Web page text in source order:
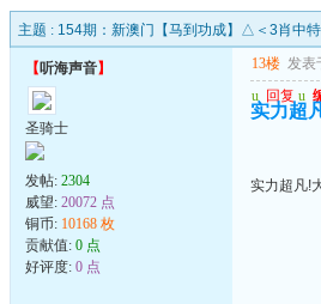
主题 : 154期：新澳门【马到功成】△＜3肖中
【听海声音】
圣骑士
发帖: 2304
威望: 20072 点
铜币: 10168 枚
贡献值: 0 点
好评度: 0 点
13楼 发表
u 回复 u
实力超
实力超凡!